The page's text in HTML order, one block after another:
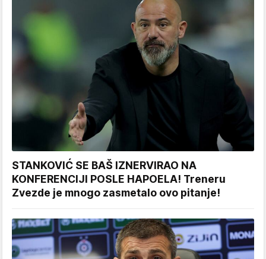
STANKOVIĆ SE BAŠ IZNERVIRAO NA
KONFERENCIJI POSLE HAPOELA! Treneru
Zvezde je mnogo zasmetalo ovo pitanje!